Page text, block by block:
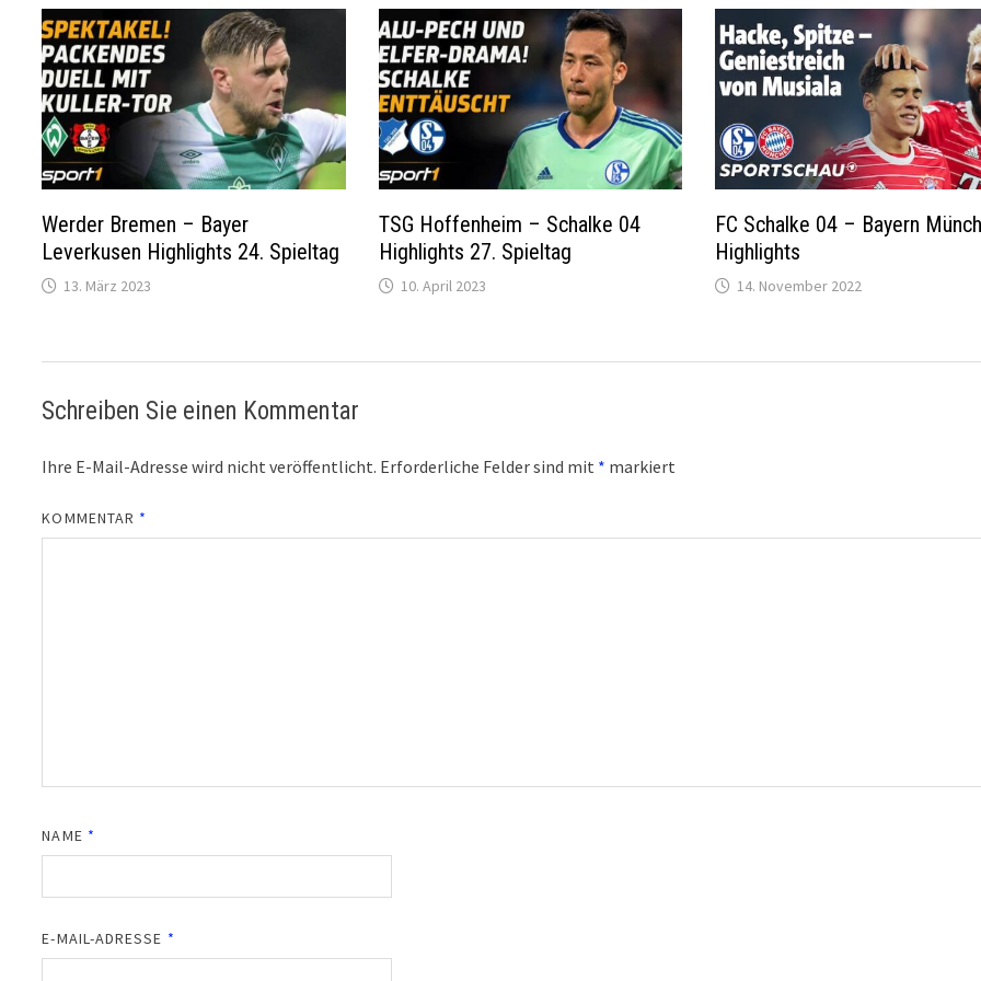
Werder Bremen – Bayer
Leverkusen Highlights 24. Spieltag
13. März 2023
TSG Hoffenheim – Schalke 04
Highlights 27. Spieltag
10. April 2023
FC Schalke 04 – Bayern
Highlights
14. November 2022
Schreiben Sie einen Kommentar
Ihre E-Mail-Adresse wird nicht veröffentlicht. Erforderliche Felder sind mit * markiert
KOMMENTAR *
NAME *
E-MAIL-ADRESSE *